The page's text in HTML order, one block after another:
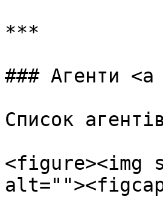
***
### Агенти
Список
<figure><img